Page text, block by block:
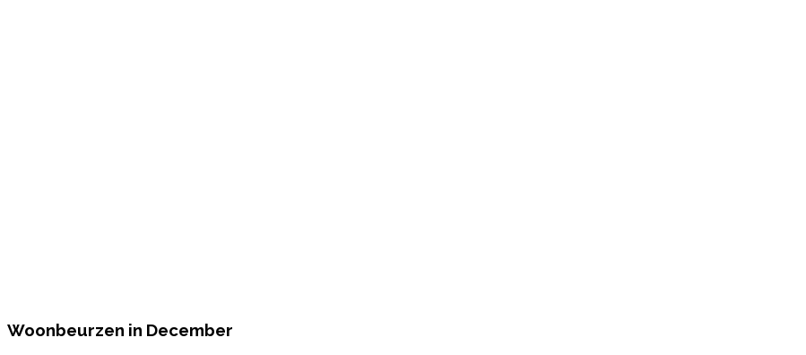
Woonbeurzen in December